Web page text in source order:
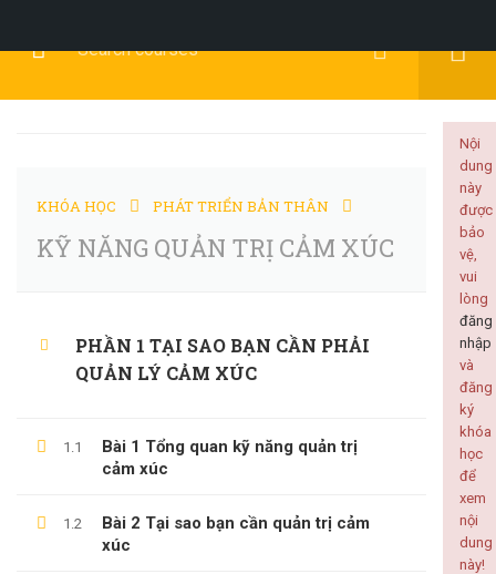
KỸ NĂNG MỀM
Tất cả khóa học
KỸ NĂNG MỀM
KHÓA HỌC PHÁT TRIỂN BẢN THÂN
KỸ NĂNG QUẢN TRỊ CẢM XÚC
PHẦN 1 TẠI SAO BẠN CẦN PHẢI
QUẢN LÝ CẢM XÚC
1.1
Bài 1 Tổng quan kỹ năng quản trị
cảm xúc
1.2
Bài 2 Tại sao bạn cần quản trị cảm
xúc
Nội
dung
này
được
bảo
vệ,
vui
lòng
đăng
nhập
và
đăng
ký
khóa
học
để
xem
nội
dung
này!
ALL COURSES